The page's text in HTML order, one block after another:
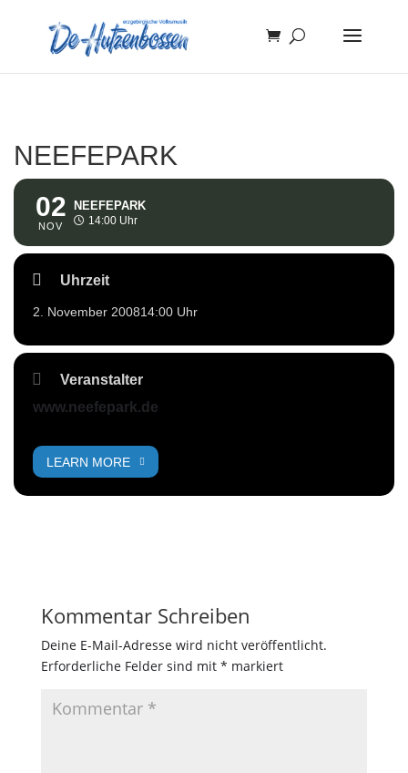
NEEFEPARK
02
NOV
NEEFEPARK
14:00 Uhr
Uhrzeit
2. November 200814:00 Uhr
Veranstalter
www.neefepark.de
LEARN MORE
Kommentar Schreiben
Deine E-Mail-Adresse wird nicht veröffentlicht.
Erforderliche Felder sind mit * markiert